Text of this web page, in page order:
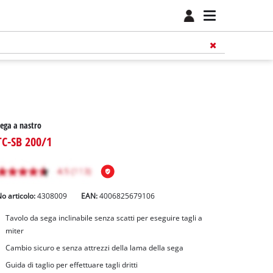
a nastro
SB 200/1
articolo: 4308009 EAN:4006825679106
Tavolo da sega inclinabile senza scatti per eseguire tagli a
miter
Cambio sicuro e senza attrezzi della lama della sega
Guida di taglio per effettuare tagli dritti